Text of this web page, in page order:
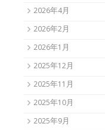
2026年4月
2026年2月
2026年1月
2025年12月
2025年11月
2025年10月
2025年9月